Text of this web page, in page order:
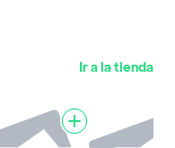
Ir a la tienda